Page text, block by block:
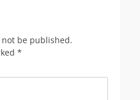
be published.
*